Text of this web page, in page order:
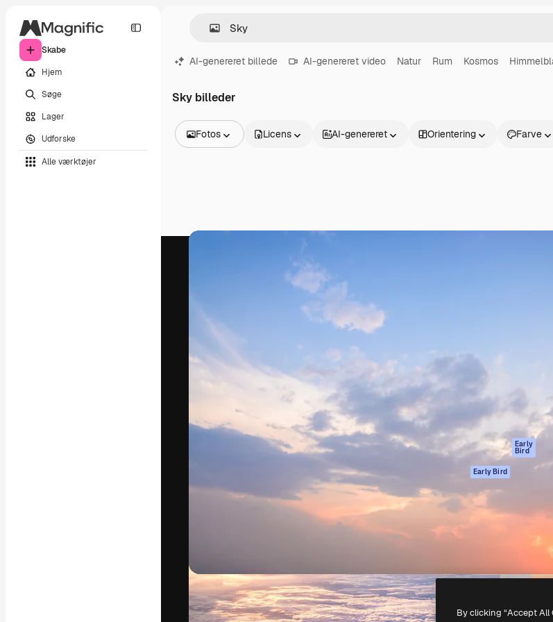
Skabe
Hjem
Søge
Lager
Udforske
Alle værktøjer
AI-genereret billede AI-genereret video Natur Rum Kosmos
Sky billeder
Fotos
Videoer
Licens AI-genereret Orientering Farve
Den kreative platform til at skabe dit bedste
arbejde. Over 1 million abonnenter – fra
kreative og virksomheder til bureauer og
studier.
AI-billedgenerator
AI-videogenerator
AI-
Stockindhold
MCP til
Claude/ChatGPT
Early
Bird
Early Bird
API
Mobilapp
Alle Magnific
værktøjer
Copyright © 2010-2026Freepik Company S.L.U.Alle rettigheder forbeholdes.
By clicking “Accept All